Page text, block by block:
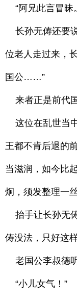
“阿兄此言冒昧
长孙无俦还要
位老人走过来，
国公……”
来者正是前代
这位在乱世当
王都不肯后退的
当滋润，如今比
炯，须发整理一
抬手让长孙无
俦没法，只好这
老国公李叔德
“小儿女气！”